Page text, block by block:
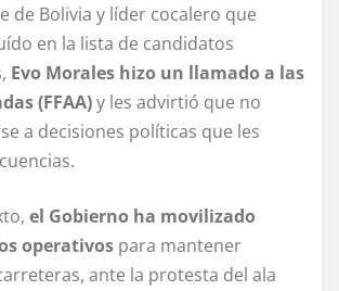
de Bolivia y líder cocalero que
en la lista de candidatos
Evo Morales hizo un llamado a las
(FFAA)y les advirtió que no
a decisiones políticas que les
el Gobierno ha movilizado
operativos para mantener
ante la protesta del ala